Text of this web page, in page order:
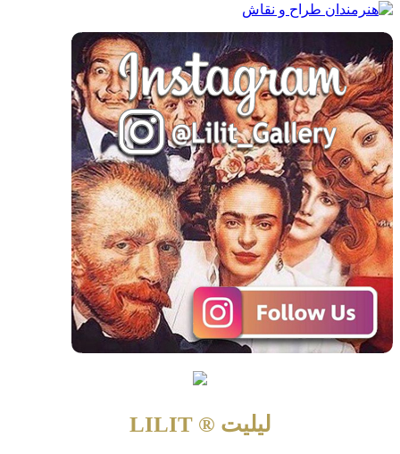
لیلیت ® LILIT